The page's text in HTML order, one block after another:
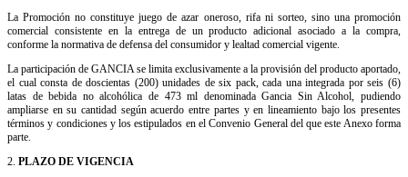
La Promoción no constituye juego de azar oneroso, rifa ni sorteo, sino una promoción
comercial consistente en la entrega de un producto adicional asociado a la compra,
conforme la normativa de defensa del consumidor y lealtad comercial vigente.
La participación de GANCIA se limita exclusivamente a la provisión del producto aportado,
el cual consta de doscientas (200) unidades de six pack, cada una integrada por seis (6)
latas de bebida no alcohólica de 473 ml denominada Gancia Sin Alcohol, pudiendo
ampliarse en su cantidad según acuerdo entre partes y en lineamiento bajo los presentes
términos y condiciones y los estipulados en el Convenio General del que este Anexo forma
parte.
2. PLAZO DE VIGENCIA